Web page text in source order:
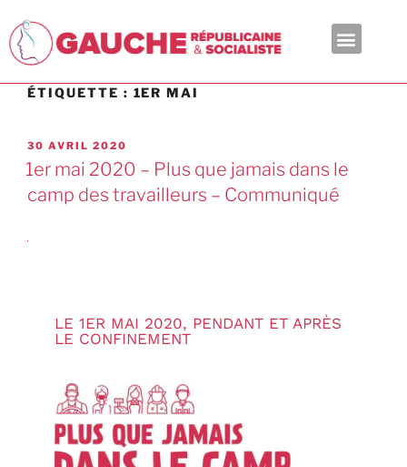
ÉTIQUETTE : 1ER MAI
30 AVRIL 2020
1er mai 2020 – Plus que jamais dans le
camp des travailleurs – Communiqué
LE 1ER MAI 2020, PENDANT ET APRÈS
LE CONFINEMENT